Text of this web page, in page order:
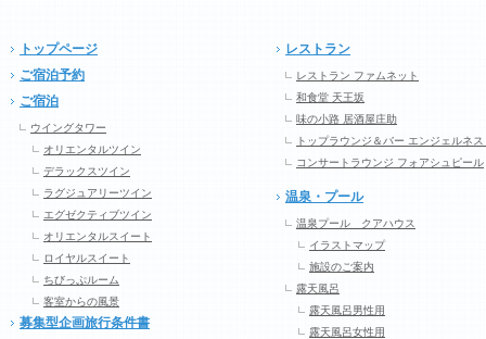
トップページ
ご宿泊予約
ご宿泊
ウイングタワー
オリエンタルツイン
デラックスツイン
ラグジュアリーツイン
エグゼクティブツイン
オリエンタルスイート
ロイヤルスイート
ちびっぷルーム
客室からの風景
募集型企画旅行条件書
レストラン
レストラン ファムネット
和食堂 天王坂
味の小路 居酒屋庄助
トップラウンジ＆バー エンジェルネス
コンサートラウンジ フォアシュピール
温泉・プール
温泉プール クアハウス
イラストマップ
施設のご案内
露天風呂
露天風呂男性用
露天風呂女性用